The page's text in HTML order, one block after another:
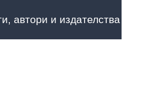
автори и издателства